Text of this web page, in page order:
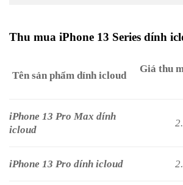
Thu mua iPhone 13 Series dính
Tên sản phẩm dính icloud
Giá thu
iPhone 13 Pro Max dính
icloud
iPhone 13 Pro dính icloud